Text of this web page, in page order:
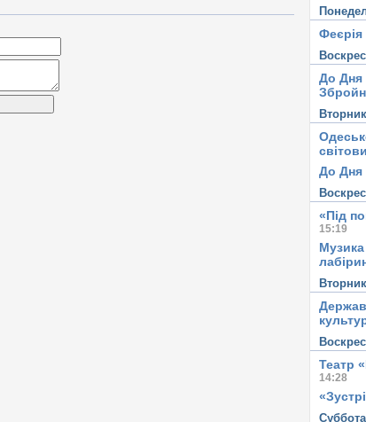
Феєрія
До Дня
До Дня
«Під
15:19
Театр
14:28